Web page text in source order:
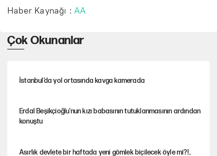
Haber Kaynağı :AA
Çok Okunanlar
İstanbul’da yol ortasında kavga kamerada
Erdal Beşikçioğlu'nun kızı babasının tutuklanmasının ardından
konuştu
Asırlık devlete bir haftada yeni gömlek biçilecek öyle mi?!..